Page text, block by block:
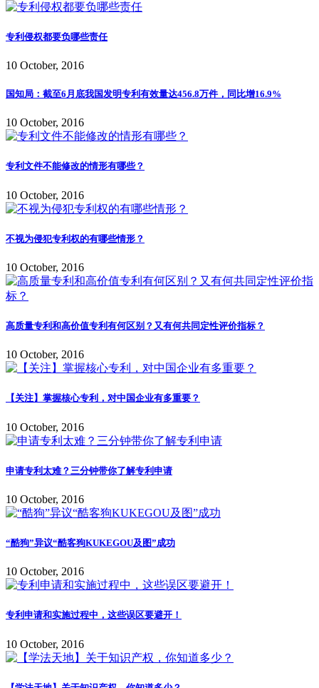
专利侵权都要负哪些责任
10 October, 2016
国知局：截至6月底我国发明专利有效量达456.8万件，同比增16.9%
10 October, 2016
专利文件不能修改的情形有哪些？
10 October, 2016
不视为侵犯专利权的有哪些情形？
10 October, 2016
高质量专利和高价值专利有何区别？又有何共同定性评价指标？
10 October, 2016
【关注】掌握核心专利，对中国企业有多重要？
10 October, 2016
申请专利太难？三分钟带你了解专利申请
10 October, 2016
“酷狗”异议“酷客狗KUKEGOU及图”成功
10 October, 2016
专利申请和实施过程中，这些误区要避开！
10 October, 2016